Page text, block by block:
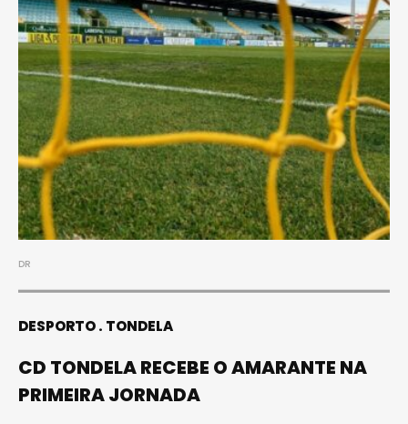
DR
DESPORTO TONDELA
CD TONDELA RECEBE O AMARANTE NA
PRIMEIRA JORNADA